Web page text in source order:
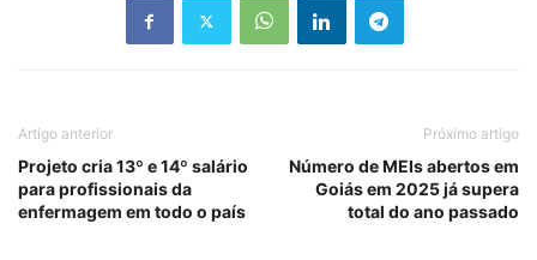
Artigo anterior
Projeto cria 13º e 14º salário
para profissionais da
enfermagem em todo o país
Próximo artigo
Número de MEIs abertos em
Goiás em 2025 já supera
total do ano passado